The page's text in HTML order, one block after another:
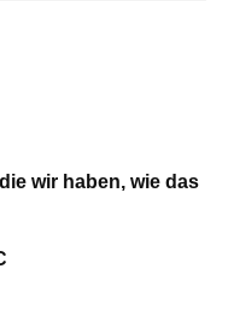
wir haben, wie das